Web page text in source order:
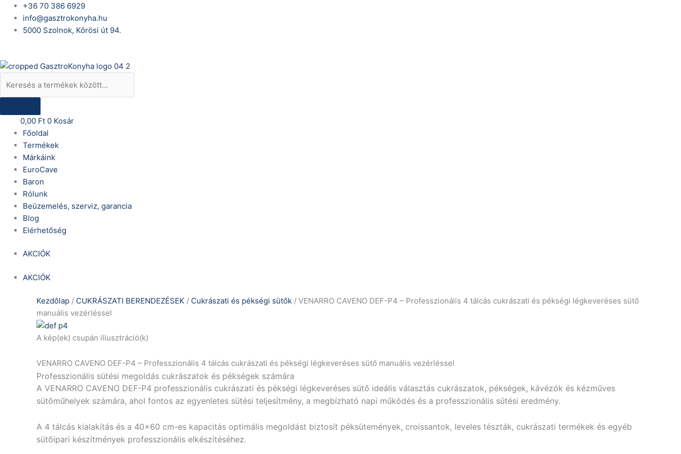
Skip
content
+36 70 386 6929
info@gasztrokonyha.hu
5000 Szolnok, Kőrösi út 94.
Products
search
0,00 Ft 0 Kosár
Főoldal
Termékek
Márkáink
EuroCave
Baron
Rólunk
Beüzemelés, szerviz, garancia
Blog
Elérhetőség
AKCIÓK
AKCIÓK
Kezdőlap / CUKRÁSZATI BERENDEZÉSEK / Cukrászati és pékségi sütők / VENARRO CAVENO DEF-P4 – Professzionális 4 tálcás cukrászati és pékségi légkeveréses sütő
manuális vezérléssel
A kép(ek) csupán illusztráció(k)
VENARRO CAVENO DEF-P4 – Professzionális 4 tálcás cukrászati és pékségi légkeveréses sütő manuális vezérléssel
Professzionális sütési megoldás cukrászatok és pékségek számára
A VENARRO CAVENO DEF-P4 professzionális cukrászati és pékségi légkeveréses sütő ideális választás cukrászatok, pékségek, kávézók és kézműves
sütőműhelyek számára, ahol fontos az egyenletes sütési teljesítmény, a megbízható napi működés és a professzionális sütési eredmény.
A 4 tálcás kialakítás és a 40×60 cm-es kapacitás optimális megoldást biztosít péksütemények, croissantok, leveles tészták, cukrászati termékek és egyéb
sütőipari készítmények professzionális elkészítéséhez.
VENARRO
CAVENO
DEF-
Professzionális
tálcás
pékségi
légkeveréses
sütő
manuális
vezérléssel
mennyiség